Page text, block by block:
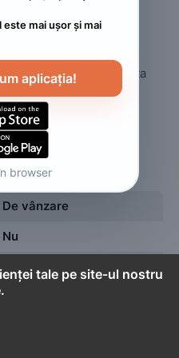
care ar construi o casuta
din judetul Bacau.
De vânzare
Nu
80 m²
2
mai ușor și mai
aplicația!
browser
tale pe site-ul nostru